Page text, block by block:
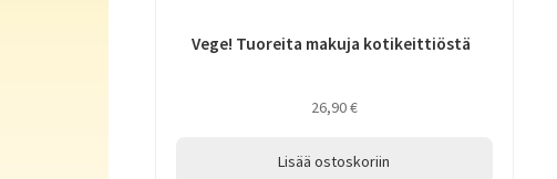
Vege! Tuoreita makuja kotikeittiöstä
26,90€
Lisää ostoskoriin